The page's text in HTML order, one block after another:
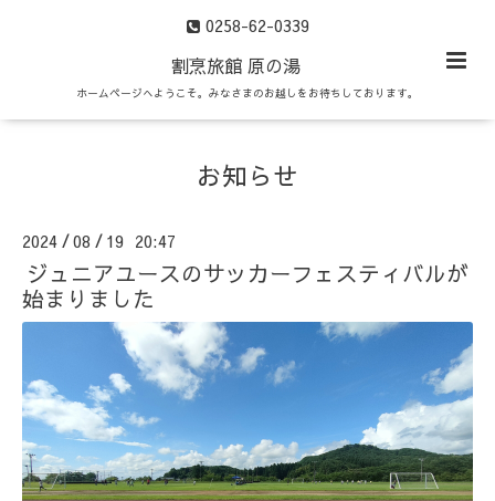
0258-62-0339
割烹旅館 原の湯
ホームページへようこそ。みなさまのお越しをお待ちしております。
お知らせ
2024 /08 / 19 20:47
ジュニアユースのサッカーフェスティバルが
始まりました